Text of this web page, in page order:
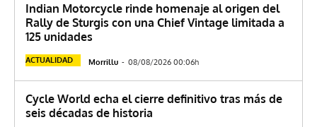
Indian Motorcycle rinde homenaje al origen del
Rally de Sturgis con una Chief Vintage limitada a
125 unidades
ACTUALIDAD Morrillu - 08/08/2026 00:06h
Cycle World echa el cierre definitivo tras más de
seis décadas de historia